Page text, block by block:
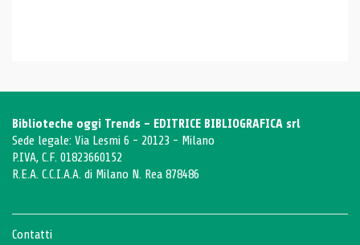
Biblioteche oggi Trends - EDITRICE BIBLIOGRAFICA srl
Sede legale: Via Lesmi 6 - 20123 - Milano
P.IVA, C.F. 01823660152
R.E.A. C.C.I.A.A. di Milano N. Rea 878486
Contatti